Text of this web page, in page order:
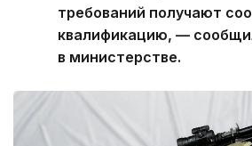
требований получают
квалификацию, —
в министерстве.